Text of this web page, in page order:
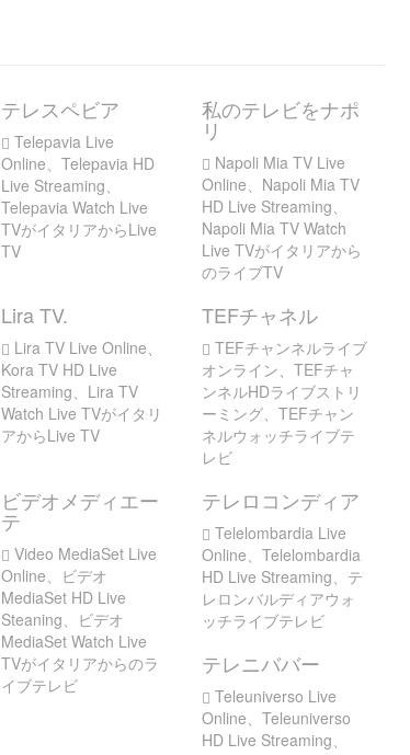
テレスペビア
Telepavia Live
Online、Telepavia HD
Live Streaming、
Telepavia Watch Live
TVがイタリアからLive
TV
私のテレビをナポ
リ
Napoli Mia TV Live
Online、Napoli Mia TV
HD Live Streaming、
Napoli Mia TV Watch
Live TVがイタリアから
のライブTV
Lira TV.
Lira TV Live Online、
Kora TV HD Live
Streaming、Lira TV
Watch Live TVがイタリ
アからLive TV
TEFチャネル
TEFチャンネルライブ
オンライン、TEFチャ
ンネルHDライブストリ
ーミング、TEFチャン
ネルウォッチライブテ
レビ
ビデオメディエー
テ
Video MediaSet Live
Online、ビデオ
MediaSet HD Live
Steaning、ビデオ
MediaSet Watch Live
TVがイタリアからのラ
イブテレビ
テレロコンディア
Telelombardia Live
Online、Telelombardia
HD Live Streaming、テ
レロンバルディアウォ
ッチライブテレビ
テレニババー
Teleuniverso Live
Online、Teleuniverso
HD Live Streaming、